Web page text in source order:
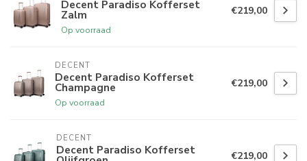
Decent Paradiso Kofferset
Zalm
Op voorraad
€219,00
DECENT
Decent Paradiso Kofferset
Champagne
Op voorraad
€219,00
DECENT
Decent Paradiso Kofferset €219,00